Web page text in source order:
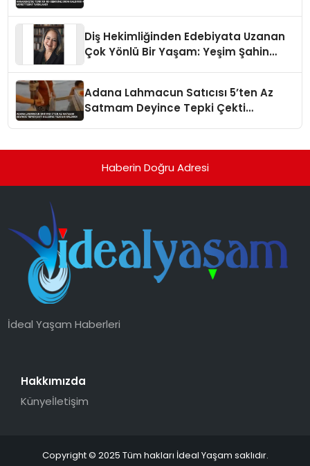
Diş Hekimliğinden Edebiyata Uzanan
Çok Yönlü Bir Yaşam: Yeşim Şahin
Adana Lahmacun Satıcısı 5’ten Az
Satmam Deyince Tepki Çekti
Haberin Doğru Adresi
İdeal Yaşam Haberleri
Hakkımızda
Künyeİletişim
Copyright © 2025 Tüm hakları İdeal Yaşam saklıdır.